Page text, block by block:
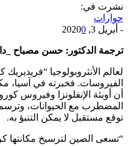
نشرت في:
حوارات
- أبريل 3, 2020 0
ترجمة الدكتور: حسن مصباح
لعالم الأنثروبولوجيا
الفيروسات. فخبرته في آسيا،
أن أوبئة الإنفلونزا وفيروس
المضطرب مع الحيوانات،
توقع مستقبل لا يمكن التنبؤ به.
“تسعى الصين لترسيخ مكانتها